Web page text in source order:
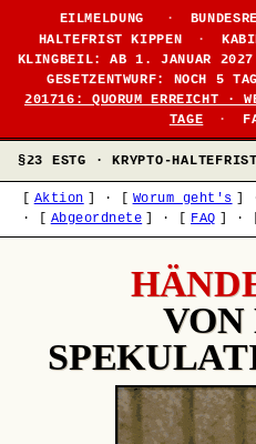
EILMELDUNG ·
HALTEFRIST KIPPEN
·
KLINGBEIL: AB 1. JANUAR 2027
GESETZENTWURF: NOCH 5
201716: QUORUM ERREICHT ·
TAGE
·
§23 ESTG · KRYPTO-HALTEFRIST
Aktion · Worum geht's
·
Abgeordnete · FAQ ·
VON